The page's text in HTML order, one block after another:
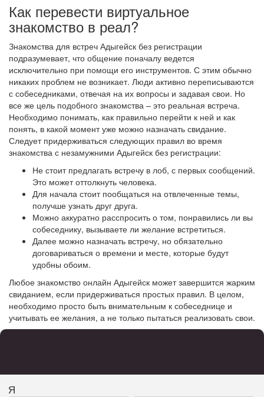
Как перевести виртуальное
знакомство в реал?
Знакомства для встреч Адыгейск без регистрации
подразумевает, что общение поначалу ведется
исключительно при помощи его инструментов. С этим обычно
никаких проблем не возникает. Люди активно переписываются
с собеседниками, отвечая на их вопросы и задавая свои. Но
все же цель подобного знакомства – это реальная встреча.
Необходимо понимать, как правильно перейти к ней и как
понять, в какой момент уже можно назначать свидание.
Следует придерживаться следующих правил во время
знакомства с незамужними Адыгейск без регистрации:
Не стоит предлагать встречу в лоб, с первых сообщений.
Это может оттолкнуть человека.
Для начала стоит пообщаться на отвлеченные темы,
получше узнать друг друга.
Можно аккуратно расспросить о том, понравились ли вы
собеседнику, вызываете ли желание встретиться.
Далее можно назначать встречу, но обязательно
договариваться о времени и месте, которые будут
удобны обоим.
Любое знакомство онлайн Адыгейск может завершится жарким
свиданием, если придерживаться простых правил. В целом,
необходимо просто быть внимательным к собеседнице и
учитывать ее желания, а не только пытаться реализовать свои.
Я